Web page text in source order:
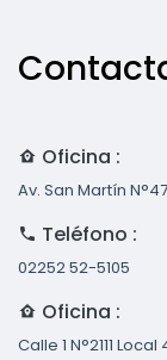
Oficina :
Av. San Martín
Teléfono :
02252 52-5105
Oficina :
Calle 1 N°2111